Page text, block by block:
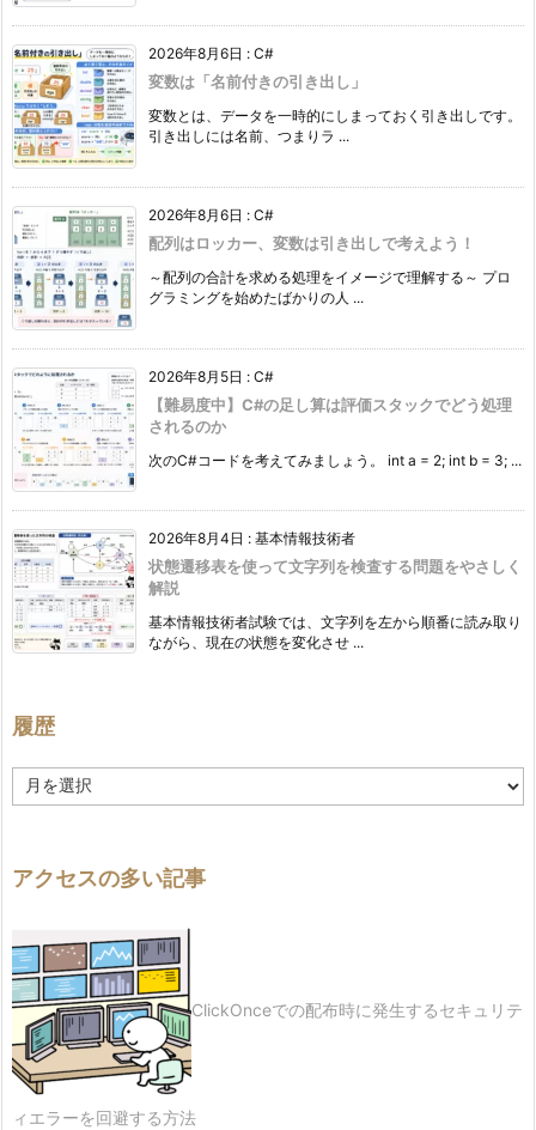
2026年8月6日 : C#
変数は「名前付きの引き出し」
変数とは、データを一時的にしまっておく引き出しです。
引き出しには名前、つまりラ ...
2026年8月6日 : C#
配列はロッカー、変数は引き出しで考えよう！
～配列の合計を求める処理をイメージで理解する～ プロ
グラミングを始めたばかりの人 ...
2026年8月5日 : C#
【難易度中】C#の足し算は評価スタックでどう処理
されるのか
次のC#コードを考えてみましょう。 int a = 2; int b = 3; ...
2026年8月4日 : 基本情報技術者
状態遷移表を使って文字列を検査する問題をやさしく
解説
基本情報技術者試験では、文字列を左から順番に読み取り
ながら、現在の状態を変化させ ...
履歴
歴
アクセスの多い記事
ClickOnceでの配布時に発生するセキュリテ
ィエラーを回避する方法